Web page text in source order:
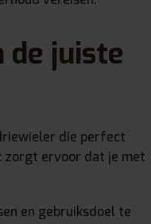
de juiste
die perfect
zorgt ervoor dat je met
en gebruiksdoel te